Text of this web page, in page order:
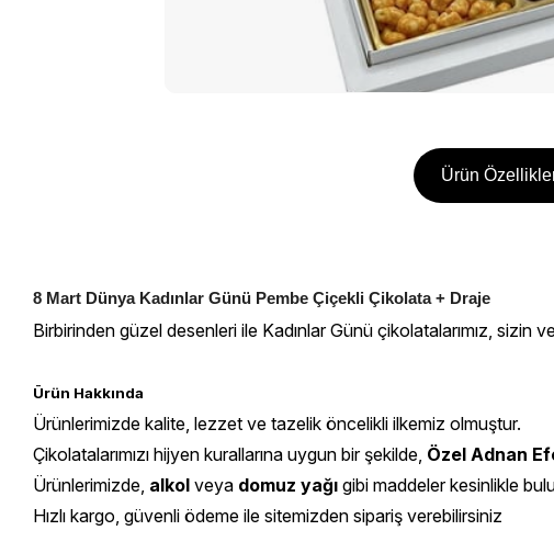
Ürün
8 Mart Dünya Kadınlar Günü Pembe Çiçekli Çikolata + Draje
Birbirinden güzel desenleri ile Kadınlar Günü çikolatalarımız, sizin
Ürün Hakkında
Ürünlerimizde kalite, lezzet ve tazelik öncelikli ilkemiz olmuştur.
Çikolatalarımızı hijyen kurallarına uygun bir şekilde, Özel Adnan
Ürünlerimizde, alkol veya domuz yağı gibi maddeler kesinlikle
Hızlı kargo, güvenli ödeme ile sitemizden sipariş verebilirsiniz